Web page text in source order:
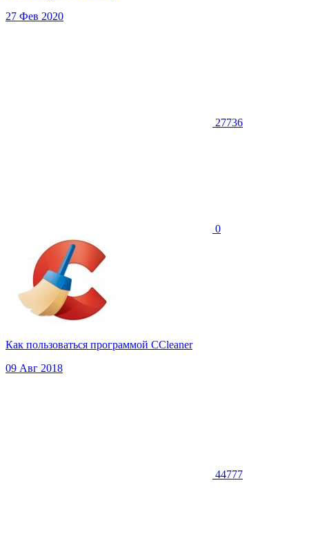
27 Фев 2020
27736
0
Как пользоваться программой CCleaner
09 Авг 2018
44777